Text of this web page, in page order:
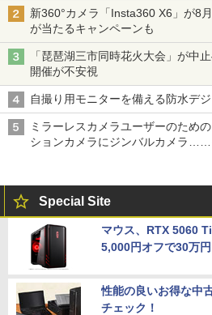
新360°カメラ「Insta360 X6」が8
が当たるキャンペーンも
「琵琶湖三市同時花火大会」が
開催が不安視
自撮り用モニターを備える防水デ
ミラーレスカメラユーザーのため
ションカメラにジンバルカメラ……
Special Site
マウス、RTX 5060
5,000円オフで30万円
性能の良いお得な中
チェック！